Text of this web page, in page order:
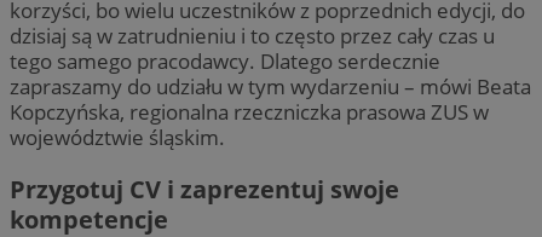
korzyści, bo wielu uczestników z poprzednich edycji, do
dzisiaj są w zatrudnieniu i to często przez cały czas u
tego samego pracodawcy. Dlatego serdecznie
zapraszamy do udziału w tym wydarzeniu – mówi Beata
Kopczyńska, regionalna rzeczniczka prasowa ZUS w
województwie śląskim.
Przygotuj CV i zaprezentuj swoje
kompetencje